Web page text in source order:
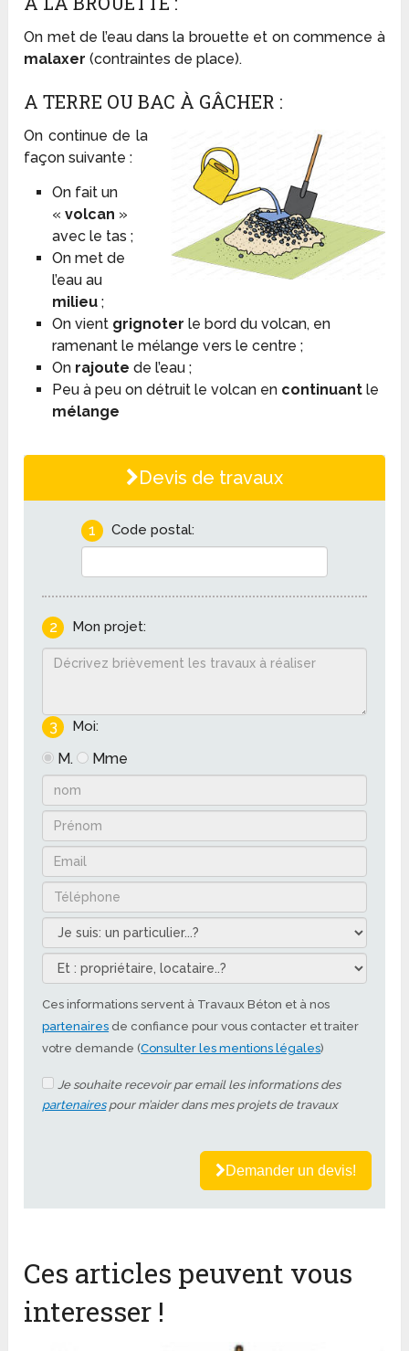
On met de l’eau dans la brouette et on commence à
malaxer (contraintes de place).
A TERRE OU BAC À GÂCHER :
On continue de la
façon suivante :
On fait un
« volcan »
avec le tas ;
On met de
l’eau au
milieu;
On vient grignoter le bord du volcan, en
ramenant le mélange vers le centre ;
On rajoute de l’eau ;
Peu à peu on détruit le volcan en continuantle
mélange
Devis de travaux
1 Code postal:
2 Mon projet:
3 Moi:
M. Mme
Ces informations servent à Travaux Béton et à nos
partenaires de confiance pour vous contacter et traiter
votre demande (Consulter les mentions légales)
Je souhaite recevoir par email les informations des
partenairespour m’aider dans mes projets de travaux
Demander un devis!
Ces articles peuvent vous
interesser !